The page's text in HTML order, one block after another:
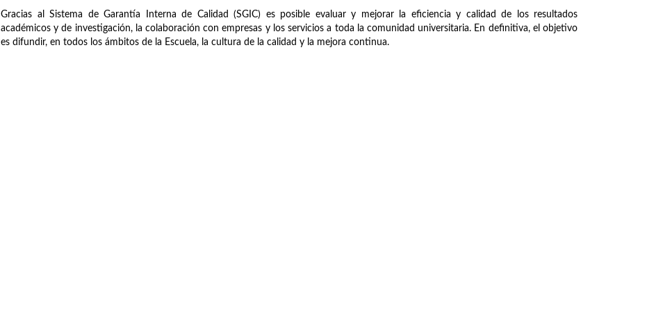
Gracias al Sistema de Garantía Interna de Calidad (SGIC) es posible evaluar y mejorar la eficiencia y calidad de los resultados
académicos y de investigación, la colaboración con empresas y los servicios a toda la comunidad universitaria. En definitiva, el objetivo
es difundir, en todos los ámbitos de la Escuela, la cultura de la calidad y la mejora continua.